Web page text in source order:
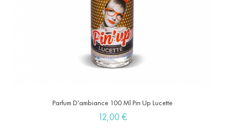
Parfum D'ambiance 100 Ml Pin Up Lucette
Prix
12,00 €